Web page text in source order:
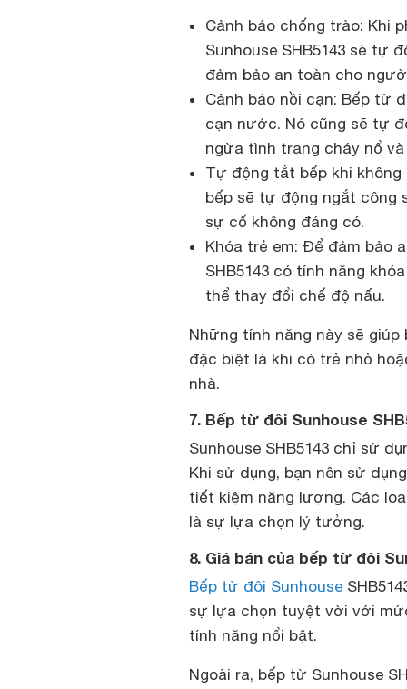
Cảnh báo chống trào: Khi
Sunhouse SHB5143 sẽ tự
đảm bảo an toàn cho
Cảnh báo nồi cạn: Bếp từ
cạn nước. Nó cũng sẽ tự
ngừa tình trạng cháy nổ
Tự động tắt bếp khi không
bếp sẽ tự động ngắt công
sự cố không đáng có.
Khóa trẻ em: Để đảm bảo
SHB5143 có tính năng
thể thay đổi chế độ nấu.
Những tính năng này sẽ
đặc biệt là khi có trẻ nhỏ
nhà.
7. Bếp từ đôi Sunhouse
Sunhouse SHB5143 chỉ sử
Khi sử dụng, bạn nên sử
tiết kiệm năng lượng. Các
là sự lựa chọn lý tưởng.
8. Giá bán của bếp từ đôi
Bếp từ đôi Sunhouse
sự lựa chọn tuyệt vời với
tính năng nổi bật.
Ngoài ra, bếp từ Sunhouse